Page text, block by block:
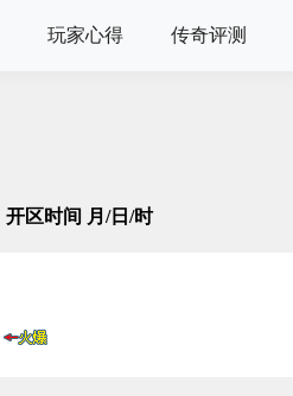
玩家心得 传奇评测